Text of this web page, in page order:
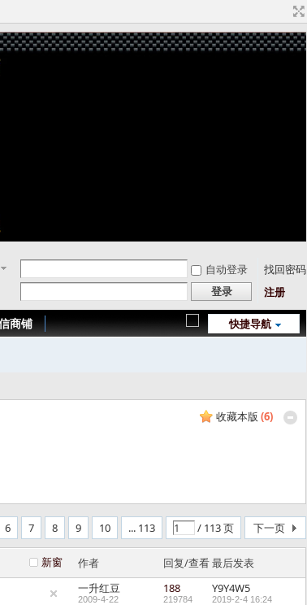
自动登录
找回密码
登录 注册
快捷导航
商铺
收藏本版 (6)
6 7 8 9 10 ... 113 / 113 页 下一页
新窗 作者 回复/查看最后发表
一升红豆
2009-4-22
188
219784
Y9Y4W5
2019-2-4 16:24